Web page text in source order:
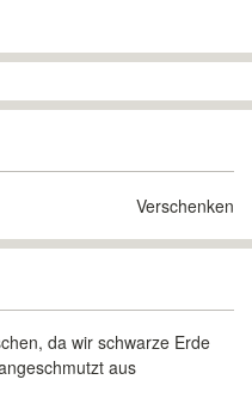
Verschenken
da wir schwarze Erde
aus